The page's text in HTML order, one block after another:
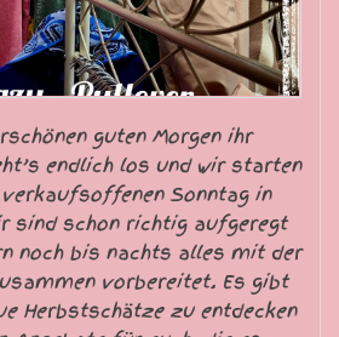
guten Morgen ihr
endlich los und wir starten
Sonntag in
sind schon richtig aufgeregt
noch bis nachts alles mit der
vorbereitet. Es gibt
Herbstschätze zu entdecken